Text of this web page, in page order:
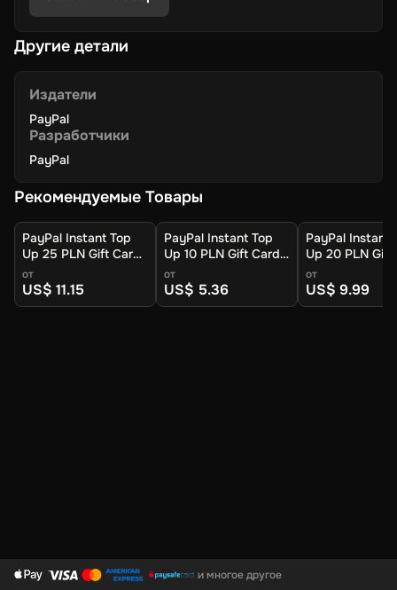
Другие детали
Издатели
PayPal
Разработчики
PayPal
Рекомендуемые Товары
PayPal Instant Top
Up 25 PLN Gift Card
(Global) - Digital Key
от
US$ 11.15
PayPal Instant Top
Up 10 PLN Gift Card
(Global) - Digital Key
от
US$ 5.36
PayPal Instant
Up 20 PLN Gift
(Global) -
от
US$ 9.99
и многое другое